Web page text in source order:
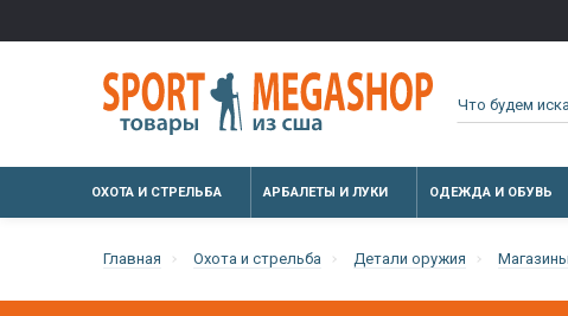
ОХОТА И СТРЕЛЬБА АРБАЛЕТЫ И ЛУКИ ОДЕЖДА И ОБУВЬ
Главная Охота и стрельба Детали оружия Магазины